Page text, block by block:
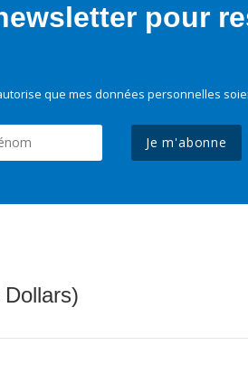
pour
que mes données personnelles
Je m'abonne